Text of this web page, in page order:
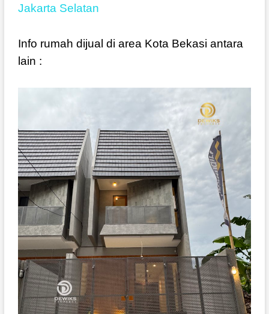
Jakarta Selatan
Info rumah dijual di area Kota Bekasi antara
lain :